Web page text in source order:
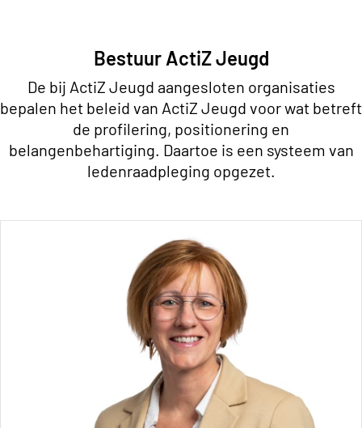
Bestuur ActiZ Jeugd
De bij ActiZ Jeugd aangesloten organisaties
bepalen het beleid van ActiZ Jeugd voor wat betreft
de profilering, positionering en
belangenbehartiging. Daartoe is een systeem van
ledenraadpleging opgezet.